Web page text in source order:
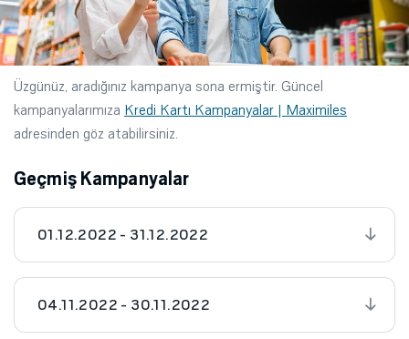
Üzgünüz, aradığınız kampanya sona ermiştir. Güncel
kampanyalarımıza Kredi Kartı Kampanyalar | Maximiles
adresinden göz atabilirsiniz.
Geçmiş Kampanyalar
01.12.2022 - 31.12.2022
04.11.2022 - 30.11.2022